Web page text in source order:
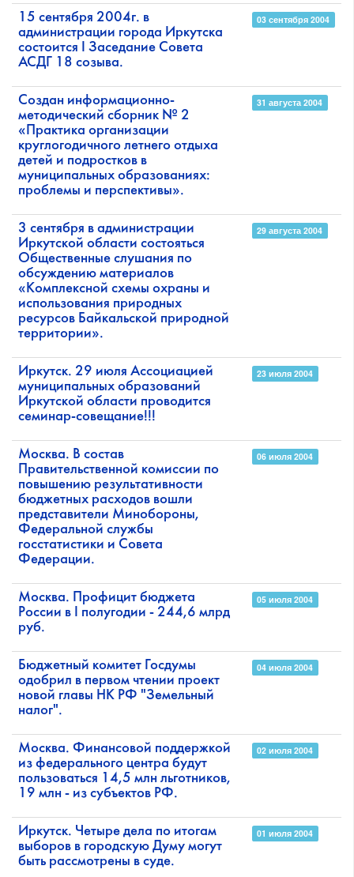
15 сентября 2004г. в
администрации города Иркутска
состоится I Заседание Совета
АСДГ 18 созыва.
03 сентября 2004
Создан информационно-
методический сборник № 2
«Практика организации
круглогодичного летнего отдыха
детей и подростков в
муниципальных образованиях:
проблемы и перспективы».
31 августа 2004
3 сентября в администрации
Иркутской области состояться
Общественные слушания по
обсуждению материалов
«Комплексной схемы охраны и
использования природных
ресурсов Байкальской природной
территории».
29 августа 2004
Иркутск. 29 июля Ассоциацией
муниципальных образований
Иркутской области проводится
семинар-совещание!!!
23 июля 2004
Москва. В состав
Правительственной комиссии по
повышению результативности
бюджетных расходов вошли
представители Минобороны,
Федеральной службы
госстатистики и Совета
Федерации.
06 июля 2004
Москва. Профицит бюджета
России в I полугодии - 244,6 млрд
руб.
05 июля 2004
Бюджетный комитет Госдумы
одобрил в первом чтении проект
новой главы НК РФ "Земельный
налог".
04 июля 2004
Москва. Финансовой поддержкой
из федерального центра будут
пользоваться 14,5 млн льготников,
19 млн - из субъектов РФ.
02 июля 2004
Иркутск. Четыре дела по итогам
выборов в городскую Думу могут
быть рассмотрены в суде.
01 июля 2004